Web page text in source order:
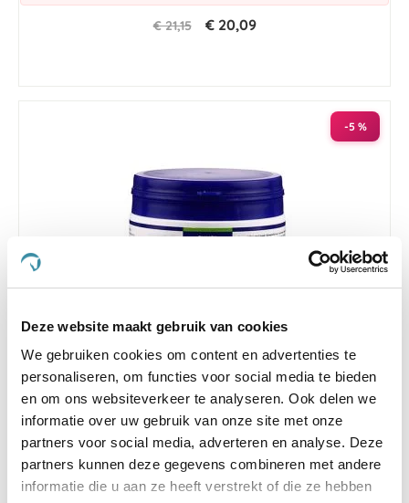
Deze website maakt gebruik van cookies
We gebruiken cookies om content en advertenties te
personaliseren, om functies voor social media te bieden
en om ons websiteverkeer te analyseren. Ook delen we
informatie over uw gebruik van onze site met onze
partners voor social media, adverteren en analyse. Deze
partners kunnen deze gegevens combineren met andere
informatie die u aan ze heeft verstrekt of die ze hebben
€ 21,15 € 20,09
-5 %
4.5
star
rating
6 Beoordelingen
Puur Muscle Mass Hond/Kat
Nog maar 1 beschikbaar
€ 78,36 € 74,44